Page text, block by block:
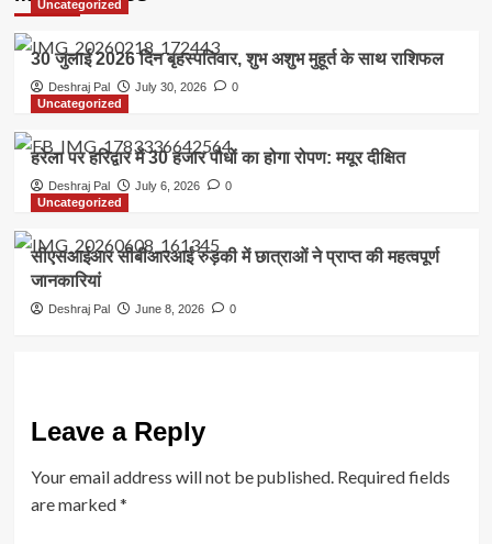
Uncategorized
30 जुलाई 2026 दिन बृहस्पतिवार, शुभ अशुभ मुहूर्त के साथ राशिफल
Deshraj Pal July 30, 2026
0
Uncategorized
हरेला पर हरिद्वार में 30 हजार पौधों का होगा रोपण: मयूर दीक्षित
Deshraj Pal July 6, 2026
0
Uncategorized
सीएसआईआर सीबीआरआई रुड़की में छात्राओं ने प्राप्त की महत्वपूर्ण
जानकारियां
Deshraj Pal June 8, 2026 0
Leave a Reply
Your email address will not be published. Required fields
are marked*